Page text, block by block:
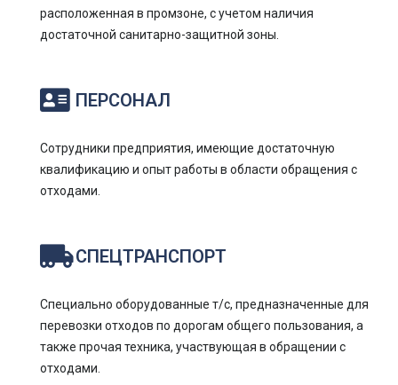
расположенная в промзоне, с учетом наличия
достаточной санитарно-защитной зоны.
ПЕРСОНАЛ
Сотрудники предприятия, имеющие достаточную
квалификацию и опыт работы в области обращения с
отходами.
СПЕЦТРАНСПОРТ
Специально оборудованные т/с, предназначенные для
перевозки отходов по дорогам общего пользования, а
также прочая техника, участвующая в обращении с
отходами.